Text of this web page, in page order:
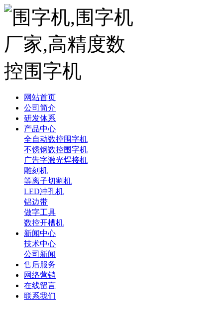
网站首页
公司简介
研发体系
产品中心
全自动数控围字机
不锈钢数控围字机
广告字激光焊接机
雕刻机
等离子切割机
LED冲孔机
铝边带
做字工具
数控开槽机
新闻中心
技术中心
公司新闻
售后服务
网络营销
在线留言
联系我们